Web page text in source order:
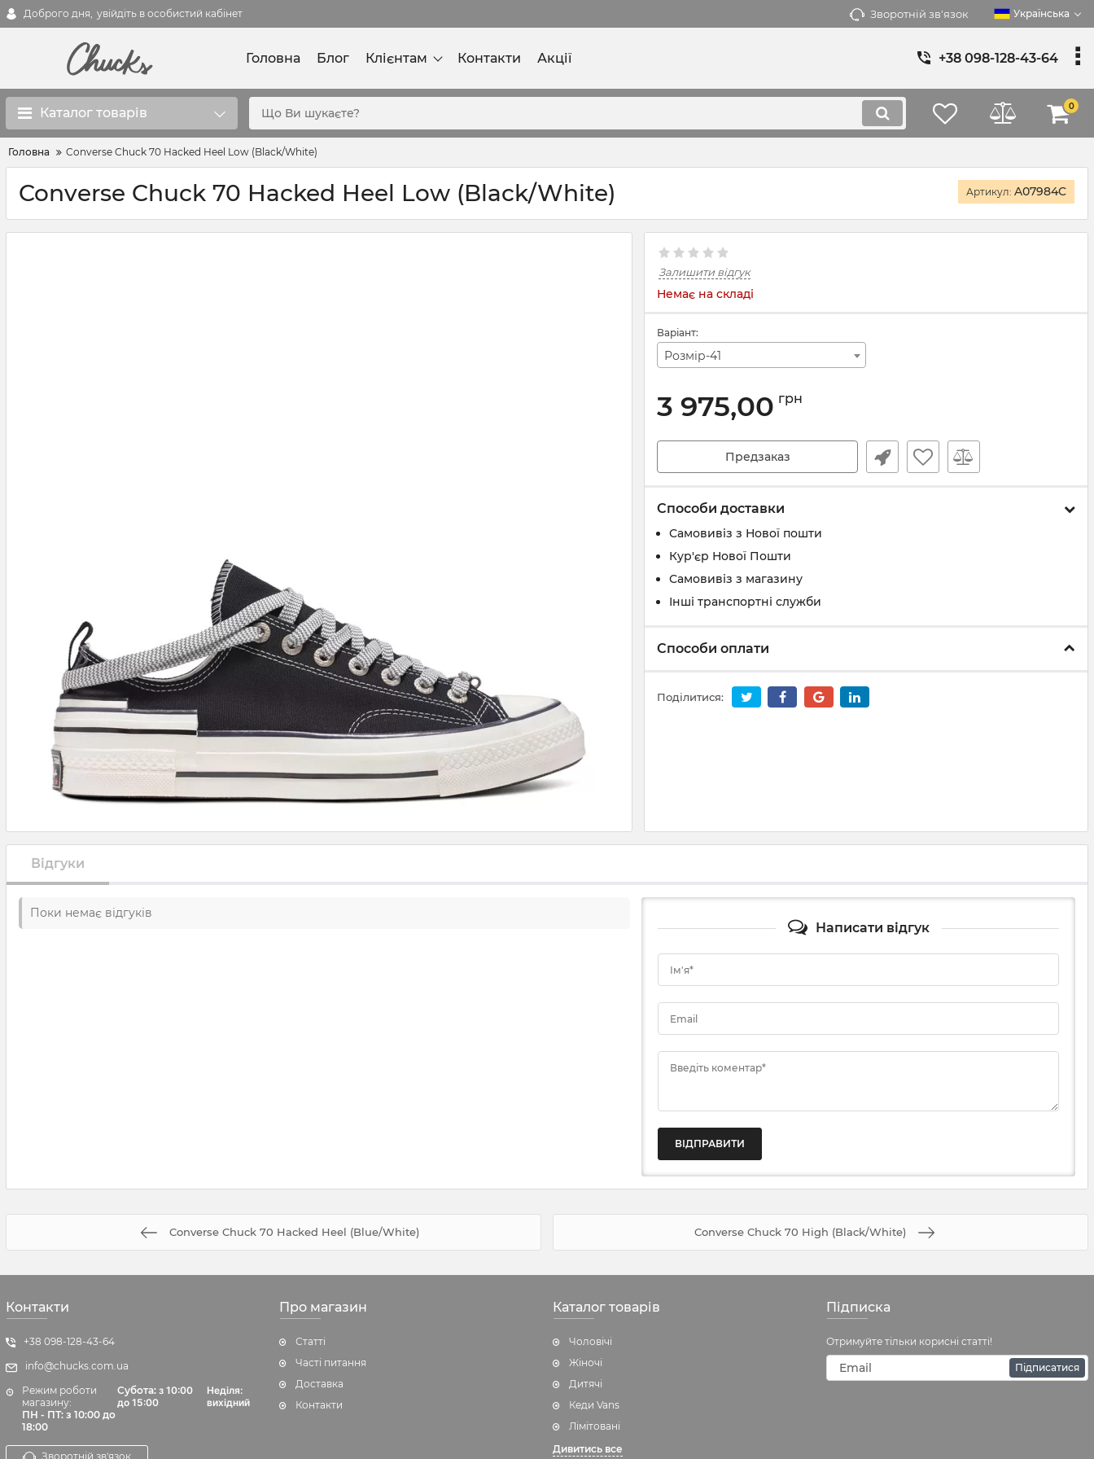
Доброго дня, увійдіть в особистий кабінет Зворотній зв'язок Українська
Головна Блог Клієнтам Контакти Акції +38 098-128-43-64
Каталог товарів 0
Головна Converse Chuck 70 Hacked Heel Low (Black/White)
Converse Chuck 70 Hacked Heel Low (Black/White) Артикул: A07984C
Залишити відгук
Немає на складі
Варіант:
Розмір-41
3 975,00 грн
Предзаказ
Способи доставки
Самовивіз з Нової пошти
Кур'єр Нової Пошти
Самовивіз з магазину
Інші транспортні служби
Способи оплати
Поділитися:
Відгуки
Поки немає відгуків
Написати відгук
Ім'я*
Email
Введіть коментар*
Converse Chuck 70 Hacked Heel (Blue/White) Converse Chuck 70 High (Black/White)
Контакти
+38 098-128-43-64
info@chucks.com.ua
Режим роботи
магазину:
ПН - ПТ: з 10:00 до
18:00
Субота:з 10:00
до 15:00
Неділя:
вихідний
Зворотній зв'язок
Про магазин
Статті
Часті питання
Доставка
Контакти
Каталог товарів
Чоловічі
Жіночі
Дитячі
Кеди Vans
Лімітовані
Дивитись все
Підписка
Отримуйте тільки корисні статті!
Підписатися